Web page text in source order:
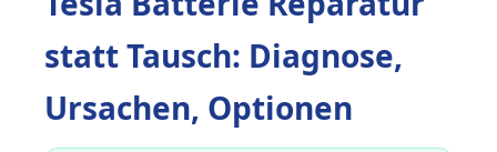
statt Tausch: Diagnose,
Ursachen, Optionen